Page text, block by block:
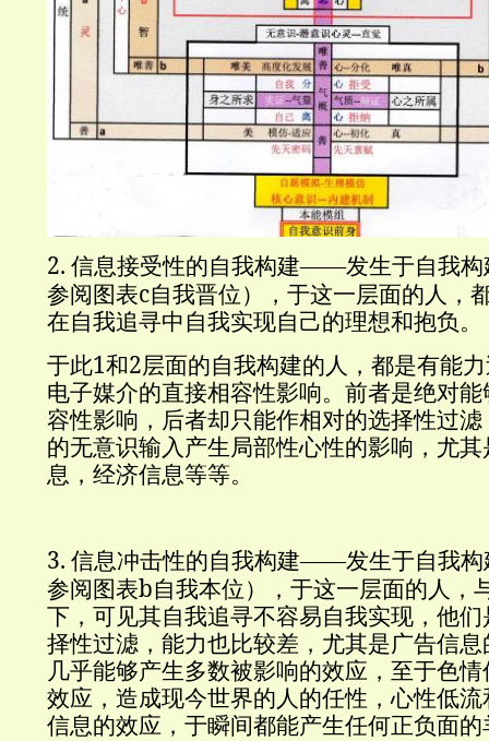
2. 信息接受性的自我构建——发生于自我构
参阅图表c自我晋位），于这一层面的人，
在自我追寻中自我实现自己的理想和抱负。
于此1和2层面的自我构建的人，都是有能
电子媒介的直接相容性影响。前者是绝对
容性影响，后者却只能作相对的选择性过
的无意识输入产生局部性心性的影响，尤
息，经济信息等等。
3. 信息冲击性的自我构建——发生于自我构
参阅图表b自我本位），于这一层面的人，
下，可见其自我追寻不容易自我实现，他
择性过滤，能力也比较差，尤其是广告信
几乎能够产生多数被影响的效应，至于色
效应，造成现今世界的人的任性，心性低
信息的效应，于瞬间都能产生任何正负面